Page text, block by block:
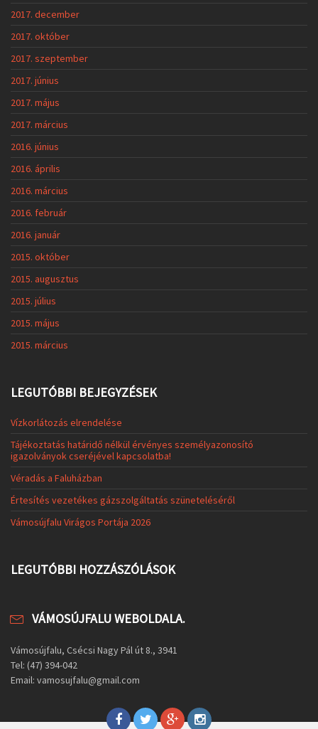
2017. december
2017. október
2017. szeptember
2017. június
2017. május
2017. március
2016. június
2016. április
2016. március
2016. február
2016. január
2015. október
2015. augusztus
2015. július
2015. május
2015. március
LEGUTÓBBI BEJEGYZÉSEK
Vízkorlátozás elrendelése
Tájékoztatás határidő nélkül érvényes személyazonosító
igazolványok cseréjével kapcsolatba!
Véradás a Faluházban
Értesítés vezetékes gázszolgáltatás szüneteléséről
Vámosújfalu Virágos Portája 2026
LEGUTÓBBI HOZZÁSZÓLÁSOK
VÁMOSÚJFALU WEBOLDALA.
Vámosújfalu, Csécsi Nagy Pál út 8., 3941
Tel: (47) 394-042
Email: vamosujfalu@gmail.com